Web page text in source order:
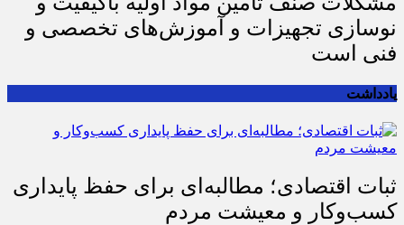
نوسازی تجهیزات و آموزش‌های تخصصی و
فنی است
یادداشت
ثبات اقتصادی؛ مطالبه‌ای برای حفظ پایداری
کسب‌وکار و معیشت مردم